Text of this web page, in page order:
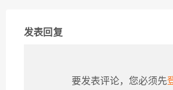
发表回复
要发表评论，您必须先